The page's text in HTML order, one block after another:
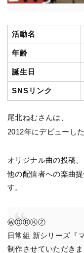
活動名
年齢
誕生日
SNSリンク
尾北ねむさんは、
2012年にデビューし
オリジナル曲の投稿、
他の配信者への楽曲
す。
ⓌⓄⓇⓀⓏ
日常組 新シリーズ『
制作させていただきま